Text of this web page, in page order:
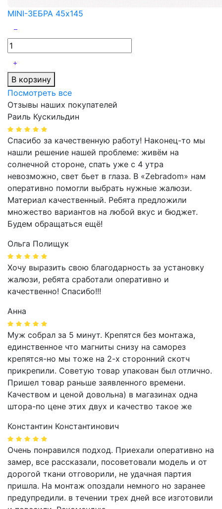
MINI-ЗЕБРА 45x145
В корзину
Посмотреть все
Отзывы наших покупателей
Раиль Кускильдин
Спасибо за качественную работу! Наконец-то мы
нашли решение нашей проблеме: живём на
солнечной стороне, спать уже с 4 утра
невозможно, свет бьет в глаза. В «Zebradom» нам
оперативно помогли выбрать нужные жалюзи.
Материал качественный. Ребята предложили
множество вариантов на любой вкус и бюджет.
Будем обращаться ещё!
Ольга Полищук
Хочу выразить свою благодарность за установку
жалюзи, ребята сработали оперативно и
качественно! Спасибо!!!
Анна
Муж собрал за 5 минут. Крепятся без монтажа,
единственное что магниты снизу на саморез
крепятся-но мы тоже на 2-х сторонний скотч
прикрепили. Советую товар упакован был отлично.
Пришел товар раньше заявленного времени.
Качеством и ценой довольна) в магазинах одна
штора-по цене этих двух и качество такое же
Константин Константинович
Очень понравился подход. Приехали оперативно на
замер, все рассказали, посоветовали модель и от
дорогой ткани отговорили, не удачная партия
пришла. На монтаж опоздали немного но заранее
предупредили. в течении трех дней все изготовили